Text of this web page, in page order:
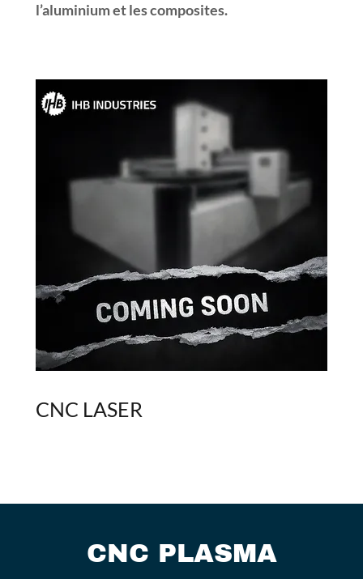
l’aluminium et les composites.
CNC LASER
CNC PLASMA